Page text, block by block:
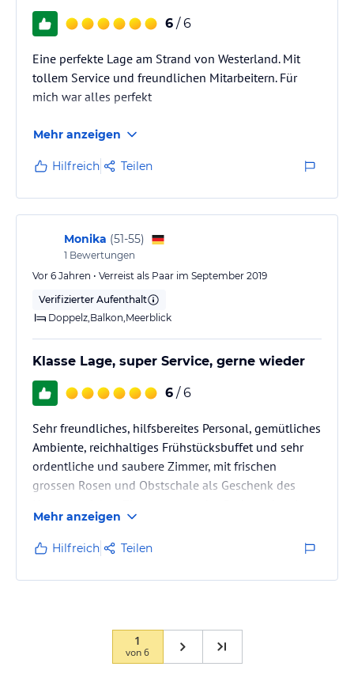
6 / 6
Eine perfekte Lage am Strand von Westerland. Mit
tollem Service und freundlichen Mitarbeitern. Für
mich war alles perfekt
Mehr anzeigen
Hilfreich Teilen
Monika (51-55)
1 Bewertungen
Vor 6 Jahren • Verreist als Paar im September 2019
Verifizierter Aufenthalt
Doppelz,Balkon,Meerblick
Klasse Lage, super Service, gerne wieder
6 / 6
Sehr freundliches, hilfsbereites Personal, gemütliches
Ambiente, reichhaltiges Frühstücksbuffet und sehr
ordentliche und saubere Zimmer, mit frischen
grossen Rosen und Obstschale als Geschenk des
einer wunderschönen Rosenblüte dekoriert.ich fühlte
mich herzlich empfangen und sehr wohl.
Mehr anzeigen
Hilfreich Teilen
1
von6